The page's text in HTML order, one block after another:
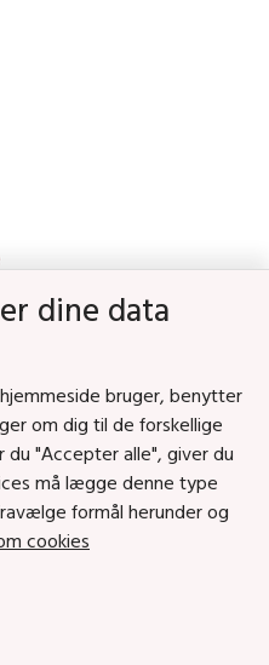
som RSS feed
dine data
bruger, benytter
om dig til de forskellige
"Accepter alle", giver du
må lægge denne type
formål herunder og
cookies